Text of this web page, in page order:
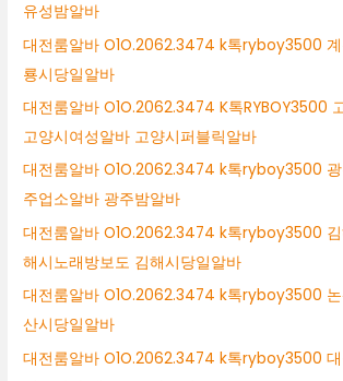
유성밤알바
대전룸알바 O1O.2062.3474 k톡ryboy3500
룡시당일알바
대전룸알바 O1O.2062.3474 K톡RYBOY3500
고양시여성알바 고양시퍼블릭알바
대전룸알바 O1O.2062.3474 k톡ryboy3500
주업소알바 광주밤알바
대전룸알바 O1O.2062.3474 k톡ryboy3500
해시노래방보도 김해시당일알바
대전룸알바 O1O.2062.3474 k톡ryboy3500
산시당일알바
대전룸알바 O1O.2062.3474 k톡ryboy3500